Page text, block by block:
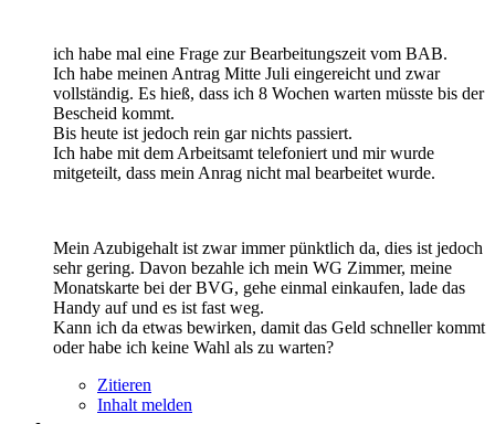
ich habe mal eine Frage zur Bearbeitungszeit vom BAB.
Ich habe meinen Antrag Mitte Juli eingereicht und zwar
vollständig. Es hieß, dass ich 8 Wochen warten müsste bis der
Bescheid kommt.
Bis heute ist jedoch rein gar nichts passiert.
Ich habe mit dem Arbeitsamt telefoniert und mir wurde
mitgeteilt, dass mein Anrag nicht mal bearbeitet wurde.
Mein Azubigehalt ist zwar immer pünktlich da, dies ist jedoch
sehr gering. Davon bezahle ich mein WG Zimmer, meine
Monatskarte bei der BVG, gehe einmal einkaufen, lade das
Handy auf und es ist fast weg.
Kann ich da etwas bewirken, damit das Geld schneller kommt
oder habe ich keine Wahl als zu warten?
Zitieren
Inhalt melden